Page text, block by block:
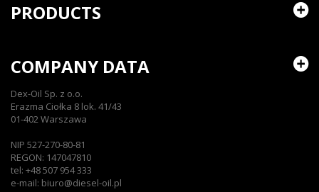
PRODUCTS
COMPANY DATA
Dex-Oil Sp. z o.o.
Erazma Ciołka 8 lok. 41/43
01-402 Warszawa
NIP 527-270-80-81
REGON: 147047810
tel: +48 507 954 333
e-mail: biuro@diesel-oil.pl